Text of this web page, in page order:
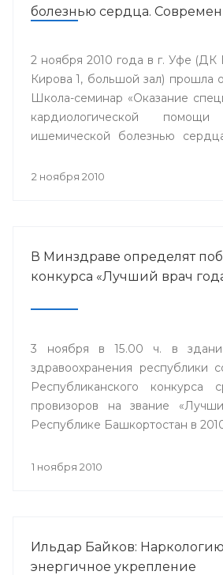
болезнью сердца.
2 ноября 2010 года в г. Уфе (ДК
Кирова 1, большой зал) прошла
Школа-семинар «Оказание
кардиологической
ишемической болезнью
2 ноября 2010
В Минздраве определят
конкурса «Лучший врач
3 ноября в 15.00 ч. в
здравоохранения республики
Республиканского
провизоров на звание
Республике Башкортостан в
1 ноября 2010
Ильдар Байков:
энергичное укрепление